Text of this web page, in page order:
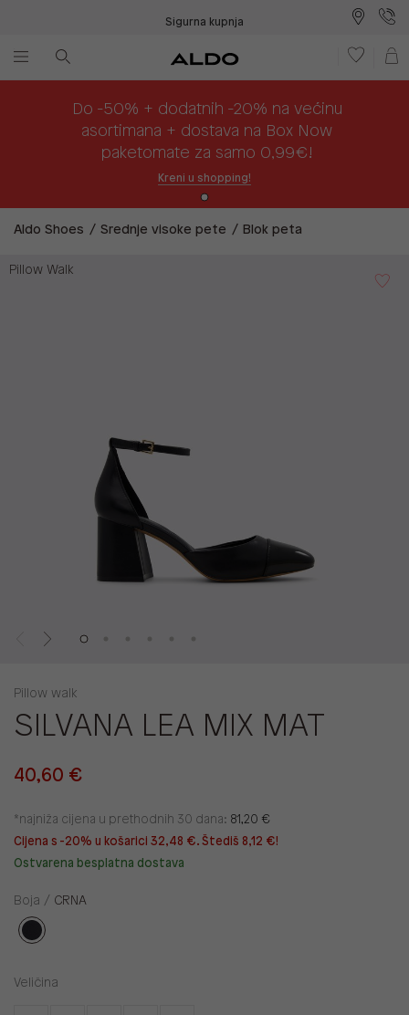
Sigurna kupnja
Do -50% + dodatnih -20% na većinu
asortimana + dostava na Box Now
paketomate za samo 0,99€!
Kreni u shopping!
Aldo Shoes Srednje visoke pete Blok peta
Pillow Walk
Pillow walk
SILVANA LEA MIX MAT
40,60 €
*najniža cijena u prethodnih 30 dana: 81,20 €
Cijena s -20% u košarici 32,48 €. Štediš 8,12 €!
Ostvarena besplatna dostava
Boja / CRNA
Veličina